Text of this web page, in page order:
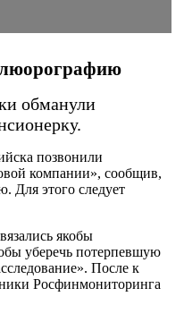
обманули
позвонили
компании», сообщив,
Для этого следует
якобы
уберечь потерпевшую
После к
Росфинмониторинга